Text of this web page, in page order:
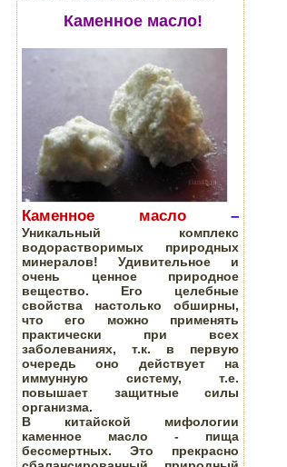
Каменное масло!
Каменное масло –
Уникальный комплекс
водорастворимых природных
минералов! Удивительное и
очень ценное природное
вещество. Его целебные
свойства настолько обширны,
что его можно применять
практически при всех
заболеваниях, т.к. в первую
очередь оно действует на
иммунную систему, т.е.
повышает защитные силы
организма.
В китайской мифологии
каменное масло - пища
бессмертных. Это прекрасно